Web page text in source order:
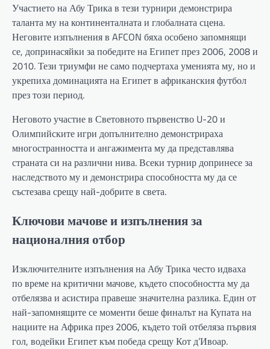
Участието на Абу Трика в тези турнири демонстрира
таланта му на континенталната и глобалната сцена.
Неговите изпълнения в AFCON бяха особено запомнящи
се, допринасяйки за победите на Египет през 2006, 2008 и
2010. Тези триумфи не само подчертаха уменията му, но и
укрепиха доминацията на Египет в африканския футбол
през този период.
Неговото участие в Световното първенство U-20 и
Олимпийските игри допълнително демонстрираха
многостранността и ангажимента му да представлява
страната си на различни нива. Всеки турнир допринесе за
наследството му и демонстрира способността му да се
състезава срещу най-добрите в света.
Ключови мачове и изпълнения за
националния отбор
Изключителните изпълнения на Абу Трика често идваха
по време на критични мачове, където способността му да
отбелязва и асистира правеше значителна разлика. Един от
най-запомнящите се моменти беше финалът на Купата на
нациите на Африка през 2006, където той отбеляза първия
гол, водейки Египет към победа срещу Кот д’Ивоар.